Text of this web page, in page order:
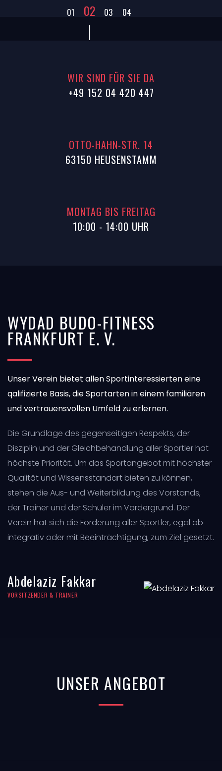
01 02 03 04
WIR SIND FÜR SIE DA
+49 152 04 420 447
OTTO-HAHN-STR. 14
63150 HEUSENSTAMM
MONTAG BIS FREITAG
10:00 - 14:00 UHR
WYDAD BUDO-FITNESS
FRANKFURT E. V.
Unser Verein bietet allen Sportinteressierten eine
qalifizierte Basis, die Sportarten in einem familiären
und vertrauensvollen Umfeld zu erlernen.
Die Grundlage des gegenseitigen Respekts, der
Disziplin und der Gleichbehandlung aller Sportler hat
höchste Priorität. Um das Sportangebot mit höchster
Qualität und Wissensstandart bieten zu können,
stehen die Aus- und Weiterbildung des Vorstands,
der Trainer und der Schüler im Vordergrund. Der
Verein hat sich die Förderung aller Sportler, egal ob
integrativ oder mit Beeinträchtigung, zum Ziel gesetzt.
Abdelaziz Fakkar
VORSITZENDER & TRAINER
UNSER ANGEBOT